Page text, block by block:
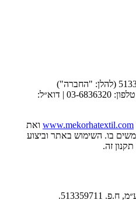
כתובת: המשביר 17, תל אביב-יפו | טלפון: 03-6836320 | דוא״ל:
www.mekorhatextil.com ואת
בו. השימוש באתר וביצוע
זה.